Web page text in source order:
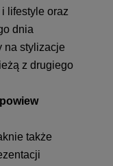
lifestyle oraz
dnia
na stylizacje
z drugiego
także